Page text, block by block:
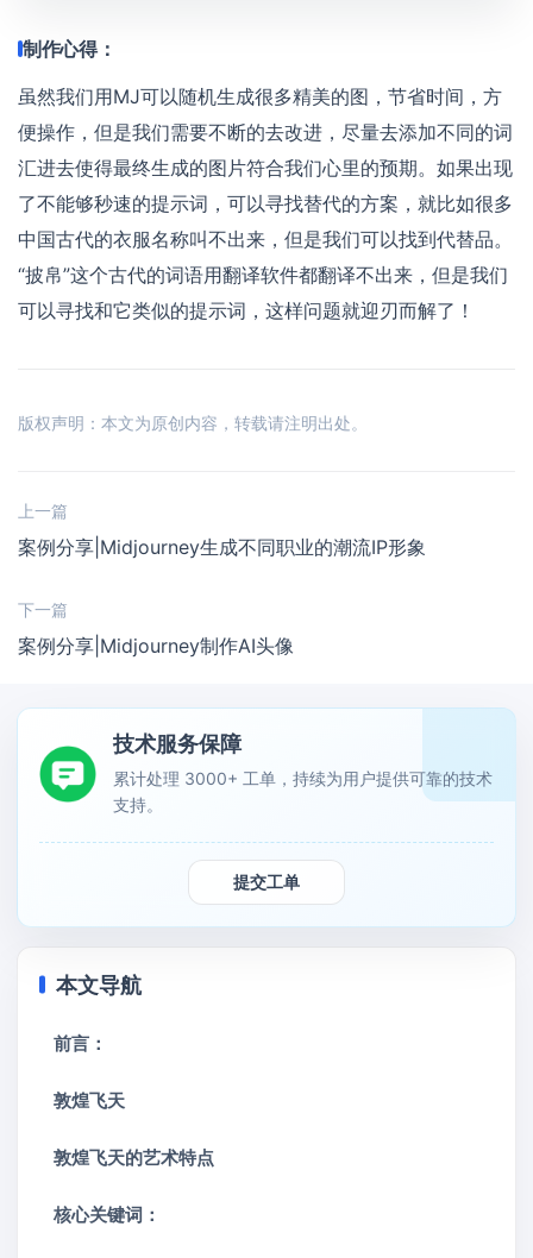
制作心得：
虽然我们用MJ可以随机生成很多精美的图，节省时间，方
便操作，但是我们需要不断的去改进，尽量去添加不同的词
汇进去使得最终生成的图片符合我们心里的预期。如果出现
了不能够秒速的提示词，可以寻找替代的方案，就比如很多
中国古代的衣服名称叫不出来，但是我们可以找到代替品。
“披帛”这个古代的词语用翻译软件都翻译不出来，但是我们
可以寻找和它类似的提示词，这样问题就迎刃而解了！
版权声明：本文为原创内容，转载请注明出处。
上一篇
案例分享|Midjourney生成不同职业的潮流IP形象
下一篇
案例分享|Midjourney制作AI头像
技术服务保障
累计处理 3000+ 工单，持续为用户提供可靠的技术
支持。
提交工单
本文导航
前言：
敦煌飞天
敦煌飞天的艺术特点
核心关键词：